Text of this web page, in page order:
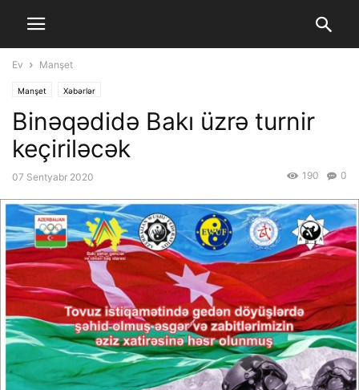
Ev Manşet
Manşet Xəbərlər
Binəqədidə Bakı üzrə turnir
keçiriləcək
07 Sentyabr 2020 0
190